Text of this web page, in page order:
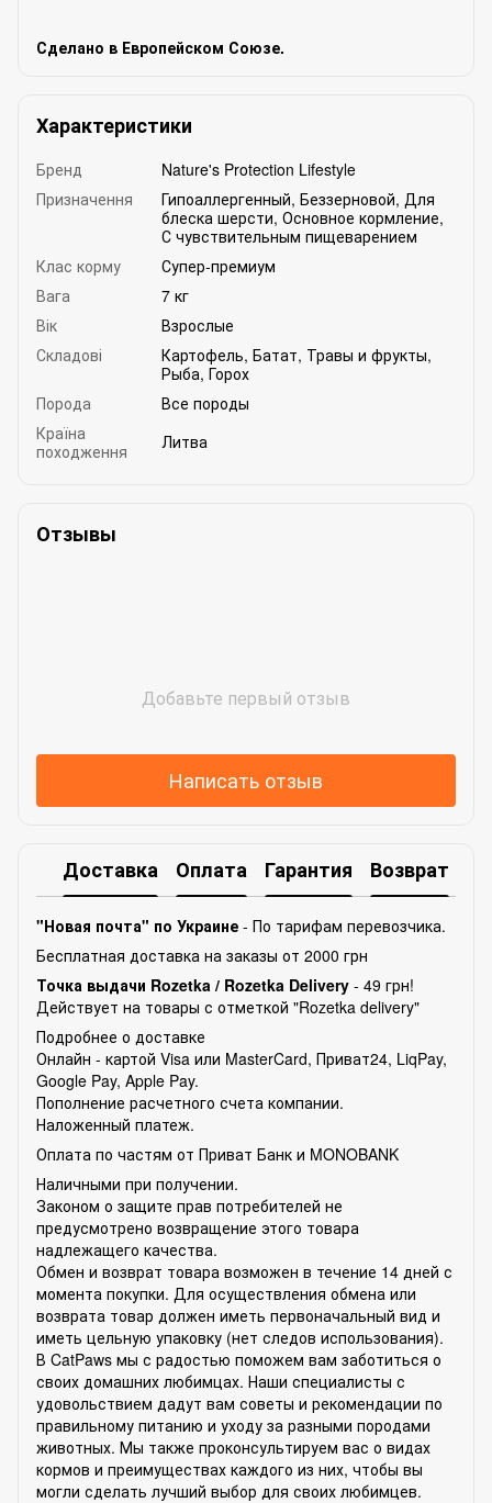
Сделано в Европейском Союзе.
Характеристики
Бренд
Nature's Protection Lifestyle
Призначення
Гипоаллергенный, Беззерновой, Для
блеска шерсти, Основное кормление,
С чувствительным пищеварением
Клас корму
Супер-премиум
Вага
7 кг
Вік
Взрослые
Складові
Картофель, Батат, Травы и фрукты,
Рыба, Горох
Порода
Все породы
Країна
походження
Литва
Отзывы
Добавьте первый отзыв
Написать отзыв
Доставка Оплата Гарантия Возврат
"Новая почта" по Украине - По тарифам перевозчика.
Бесплатная доставка на заказы от 2000 грн
Точка выдачи Rozetka / Rozetka Delivery - 49 грн!
Действует на товары с отметкой "Rozetka delivery"
Подробнее о доставке
Онлайн - картой Visa или MasterCard, Приват24, LiqPay,
Google Pay, Apple Pay.
Пополнение расчетного счета компании.
Наложенный платеж.
Оплата по частям от Приват Банк и MONOBANK
Наличными при получении.
Законом о защите прав потребителей не
предусмотрено возвращение этого товара
надлежащего качества.
Обмен и возврат товара возможен в течение 14 дней с
момента покупки. Для осуществления обмена или
возврата товар должен иметь первоначальный вид и
иметь цельную упаковку (нет следов использования).
В CatPaws мы с радостью поможем вам заботиться о
своих домашних любимцах. Наши специалисты с
удовольствием дадут вам советы и рекомендации по
правильному питанию и уходу за разными породами
животных. Мы также проконсультируем вас о видах
кормов и преимуществах каждого из них, чтобы вы
могли сделать лучший выбор для своих любимцев.